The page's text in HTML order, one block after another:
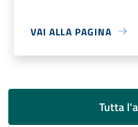
VAI ALLA PAGINA
Tutta